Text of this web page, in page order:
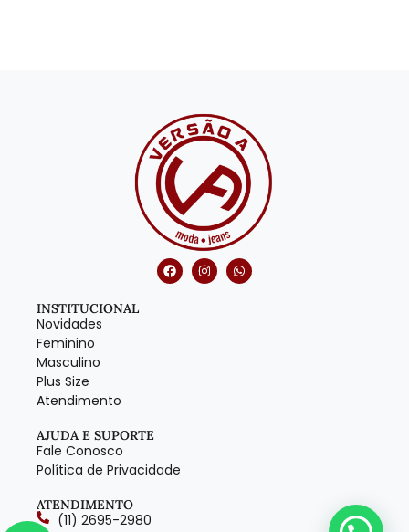
INSTITUCIONAL
Novidades
Feminino
Masculino
Plus Size
Atendimento
AJUDA E SUPORTE
Fale Conosco
Política de Privacidade
ATENDIMENTO
(11) 2695-2980